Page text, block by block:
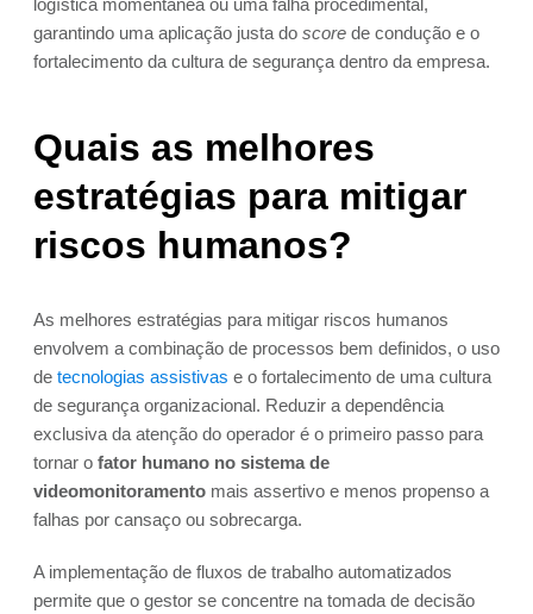
logística momentânea ou uma falha procedimental,
garantindo uma aplicação justa do score de condução e o
fortalecimento da cultura de segurança dentro da empresa.
Quais as melhores
estratégias para mitigar
riscos humanos?
As melhores estratégias para mitigar riscos humanos
envolvem a combinação de processos bem definidos, o uso
de tecnologias assistivas e o fortalecimento de uma cultura
de segurança organizacional. Reduzir a dependência
exclusiva da atenção do operador é o primeiro passo para
tornar o fator humano no sistema de
videomonitoramento mais assertivo e menos propenso a
falhas por cansaço ou sobrecarga.
A implementação de fluxos de trabalho automatizados
permite que o gestor se concentre na tomada de decisão